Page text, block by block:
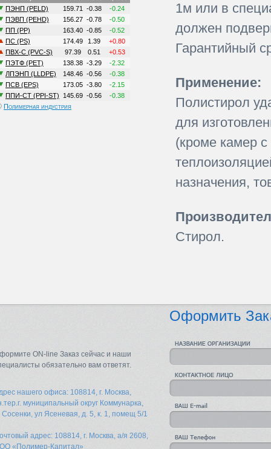
Полимерная индустрия
1м или в
должен
Гарантийный
Применение:
Полистирол
для
(кроме камер
назначения,
Стирол.
ON-line Заказ сейчас и наши
обязательно вам ответят.
нашего офиса: 108814, г. Москва,
муниципальный округ Коммунарка,
Сосенки, ул Ясеневая, д. 5, к. 1, помещ 5/1
адрес: 108814, г. Москва, а/я 2608,
«Полимер-Капитал»
Оформить